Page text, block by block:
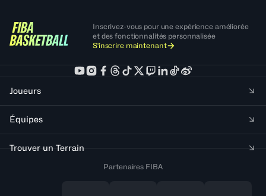
Inscrivez-vous pour une expérience améliorée
et des fonctionnalités personnalisée
S'inscrire maintenant
Joueurs
Équipes
Trouver un Terrain
Partenaires FIBA